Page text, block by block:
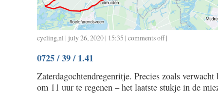
cycling,nl | july 26, 2020 | 15:35 | comments offon
/
3.05
|
0725 / 39 / 1.41
Zaterdagochtendregenritje. Precies zoals
om 11 uur te regenen – het laatste stukje in de